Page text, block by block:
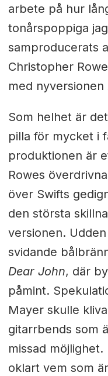
arbete på hur
tonårspoppiga
samproducerats
Christopher
med nyversionen
Som helhet är
pilla för mycket i
produktionen är
Rowes
över Swifts
den största
versionen.
svidande
Dear John, där
påmint.
Mayer skulle
gitarrbends som
missad
oklart vem som